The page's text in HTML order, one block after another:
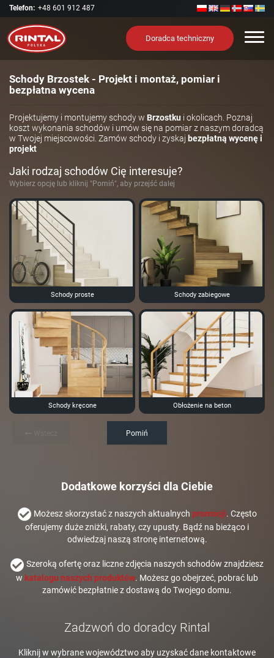
Telefon: +48 601 912 487
Doradca techniczny
Schody Brzostek - Projekt i montaż, pomiar i
bezpłatna wycena
Projektujemy i montujemy schody w Brzostku i okolicach. Poznaj
koszt wykonania schodów i umów się na pomiar z naszym doradcą
w Twojej miejscowości. Zamów schody i zyskaj bezpłatną wycenę i
projekt
Jaki rodzaj schodów Cię interesuje?
Wybierz opcję lub kliknij "Pomiń", aby przejść dalej
Schody proste Schody zabiegowe
Schody kręcone Obłożenie na beton
Pomiń
Dodatkowe korzyści dla Ciebie
Możesz skorzystać z naszych aktualnych promocji. Często
oferujemy duże zniżki, rabaty, czy upusty. Bądź na bieżąco i
odwiedzaj naszą stronę internetową.
Szeroką ofertę oraz liczne zdjęcia naszych schodów znajdziesz
w katalogu naszych produktów. Możesz go obejrzeć, pobrać lub
zamówić bezpłatnie z dostawą do Twojego domu.
Zadzwoń do doradcy Rintal
Kliknij w wybrane województwo aby uzyskać dane kontaktowe